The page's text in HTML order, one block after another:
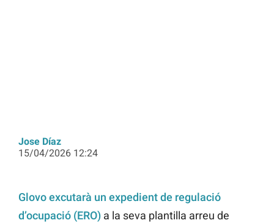
Jose Díaz
15/04/2026 12:24
Glovo excutarà un expedient de regulació
d’ocupació (ERO) a la seva plantilla arreu de